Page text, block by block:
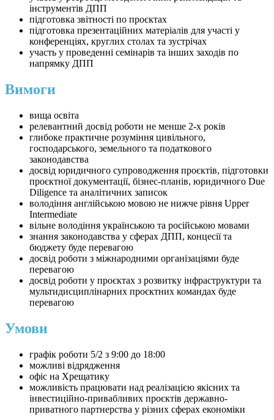
інструментів ДПП
підготовка звітності по проєктах
підготовка презентаційних матеріалів для участі у
конференціях, круглих столах та зустрічах
участь у проведенні семінарів та інших заходів по
напрямку ДПП
Вимоги
вища освіта
релевантний досвід роботи не менше 2-х років
глибоке практичне розуміння цивільного,
господарського, земельного та податкового
законодавства
досвід юридичного супроводження проєктів, підготовки
проєктної документації, бізнес-планів, юридичного Due
Diligence та аналітичних записок
володіння англійською мовою не нижче рівня Upper
Intermediate
вільне володіння українською та російською мовами
знання законодавства у сферах ДПП, концесії та
бюджету буде перевагою
досвід роботи з міжнародними організаціями буде
перевагою
досвід роботи у проєктах з розвитку інфраструктури та
мультидисциплінарних проєктних командах буде
перевагою
Умови
графік роботи 5/2 з 9:00 до 18:00
можливі відрядження
офіс на Хрещатику
можливість працювати над реалізацією якісних та
інвестиційно-привабливих проєктів державно-
приватного партнерства у різних сферах економіки